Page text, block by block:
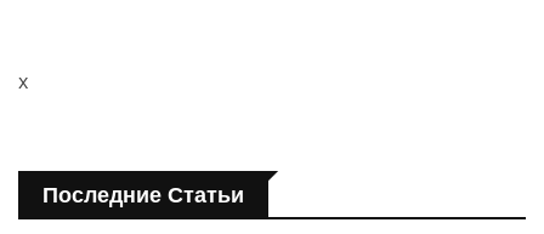
x
Последние Статьи